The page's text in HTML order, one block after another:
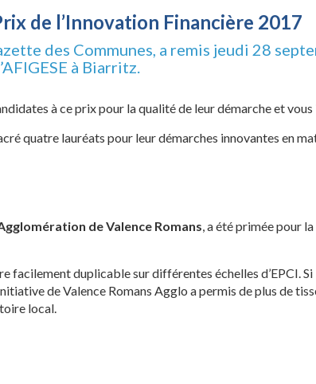
de l’Innovation Financière 2017
des Communes, a remis jeudi 28
à Biarritz.
à ce prix pour la qualité de leur démarche et
quatre lauréats pour leur démarches innovantes en
de Valence Romans, a été primée pour
facilement duplicable sur différentes échelles d’EPCI.
de Valence Romans Agglo a permis de plus de
local.